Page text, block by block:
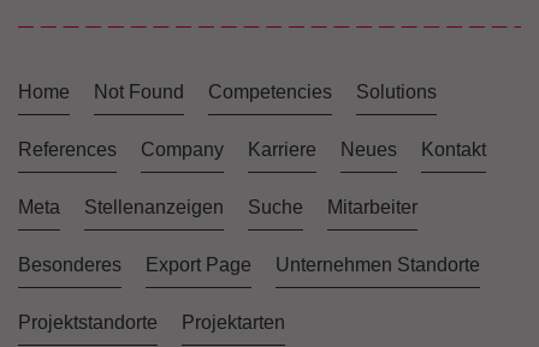
Home Not Found Competencies Solutions
References Company Karriere Neues Kontakt
Meta Stellenanzeigen Suche Mitarbeiter
Besonderes Export Page Unternehmen Standorte
Projektstandorte Projektarten